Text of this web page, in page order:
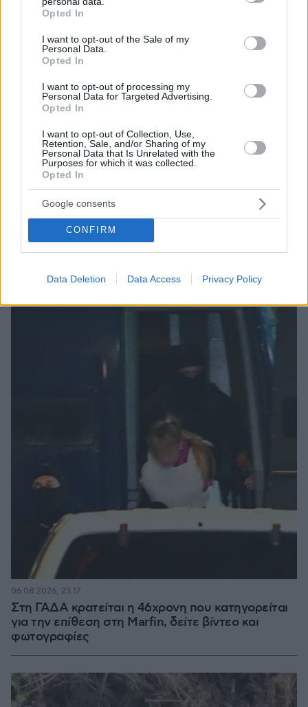
grant or deny consent to Google and its third-party tags to
use your data for below specified purposes in below Google
consent section.
Opted In
I want to opt-out of the Sale of my
Personal Data.
Opted In
I want to opt-out of processing my
Personal Data for Targeted Advertising.
Opted In
I want to opt-out of Collection, Use,
Retention, Sale, and/or Sharing of my
Personal Data that Is Unrelated with the
Purposes for which it was collected.
Opted In
Google consents
CONFIRM
Data Deletion Data Access Privacy Policy
Αριστοτέλης Δαμίγος: Σε κλίμα οδύνης έγινε η
αποτέφρωση του συντονιστή που σκοτώθηκε
μετά τη σύγκρουση ελικοπτέρων στην Ψάθα,
φωτογραφίες
06.08.2026, 20:03
Στη ΓΑΔΑ κρατείται η 46χρονη που κατηγορείται
για την επίθεση στη Marfin, δείτε βίντεο και
φωτογραφίες
06.08.2026, 23:17